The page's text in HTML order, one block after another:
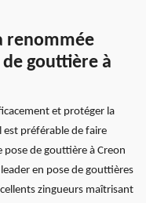
renommée
gouttière à
et protéger la
préférable de faire
pose de gouttière à Creon
en pose de gouttières
zingueurs maîtrisant